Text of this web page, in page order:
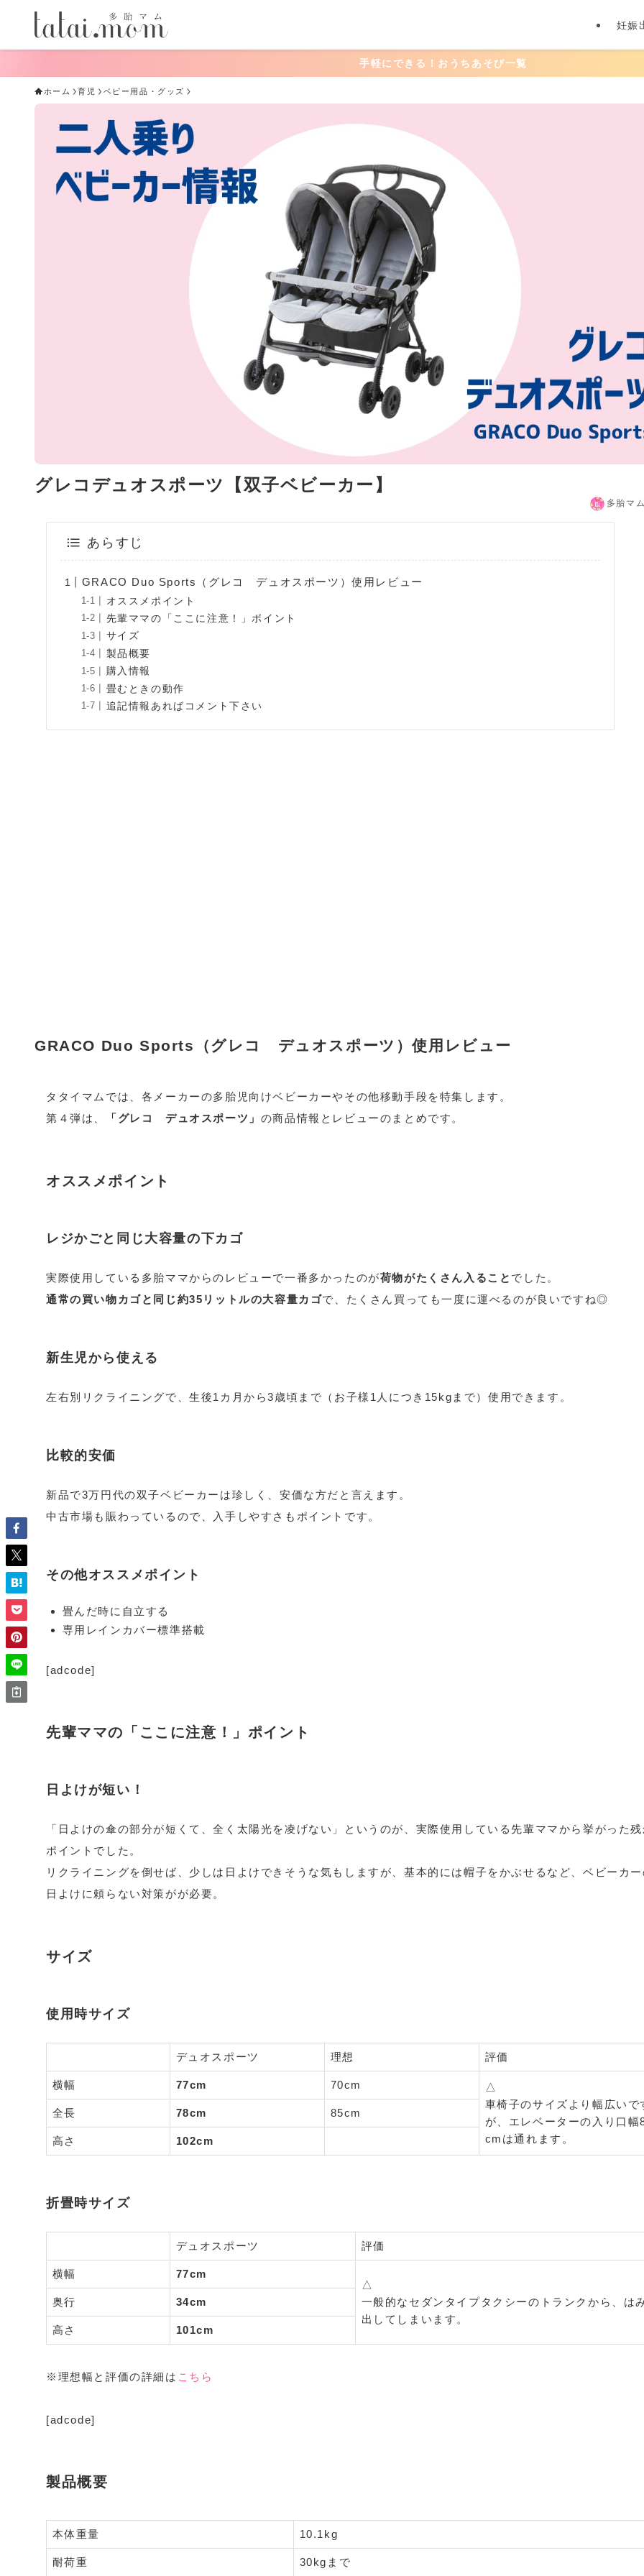
妊娠
手軽にできる！おうちあそび一覧
ホーム 育児 ベビー用品・グッズ
グレコデュオスポーツ【双子ベビーカー】
多胎マ
あらすじ
GRACO Duo Sports（グレコ デュオスポーツ）使用レビュー
オススメポイント
先輩ママの「ここに注意！」ポイント
サイズ
製品概要
購入情報
畳むときの動作
追記情報あればコメント下さい
GRACO Duo Sports（グレコ デュオスポーツ）使用レビュー
タタイマムでは、各メーカーの多胎児向けベビーカーやその他移動手段を特集します。
第４弾は、
「グレコ デュオスポーツ」 の商品情報とレビューのまとめです。
オススメポイント
レジかごと同じ大容量の下カゴ
実際使用している多胎ママからのレビューで一番多かったのが荷物がたくさん入ること でした。
通常の買い物カゴと同じ約35リットルの大容量カゴで、たくさん買っても一度に運べるのが良いですね◎
新生児から使える
左右別リクライニングで、生後1カ月から3歳頃まで（お子様1人につき15kgまで）使用できます。
比較的安価
新品で3万円代の双子ベビーカーは珍しく、安価な方だと言えます。
中古市場も賑わっているので、入手しやすさもポイントです。
その他オススメポイント
畳んだ時に自立する
専用レインカバー標準搭載
[adcode]
先輩ママの「ここに注意！」ポイント
日よけが短い！
「日よけの傘の部分が短くて、全く太陽光を凌げない」というのが、実際使用している先輩ママから挙がった
ポイントでした。
リクライニングを倒せば、少しは日よけできそうな気もしますが、基本的には帽子をかぶせるなど、ベビーカ
日よけに頼らない対策がが必要。
サイズ
使用時サイズ
デュオスポーツ 理想 評価
横幅 77cm 70cm
△
車椅子のサイズより幅広いで
が、エレベーターの入り口幅
cmは通れます。
全長 78cm 85cm
高さ 102cm
折畳時サイズ
デュオスポーツ 評価
横幅
77cm
△
一般的なセダンタイプタクシーのトランクから、は
出してしまいます。
奥行 34cm
高さ 101cm
※理想幅と評価の詳細は こちら
[adcode]
製品概要
本体重量 10.1kg
耐荷重 30kgまで